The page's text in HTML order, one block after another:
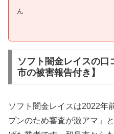
ん
ソフト闇金レイスの口
市の被害報告付き】
ソフト闇金レイスは2022年
プンのため審査が激アマ」